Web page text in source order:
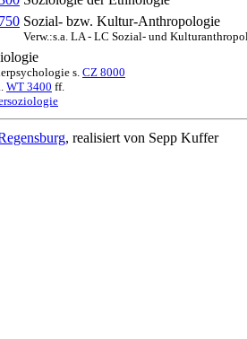
Sozial- bzw. Kultur-Anthropologie
Verw.:s.a. LA - LC Sozial- und
s. CZ 8000
WT 3400 ff.
, realisiert von Sepp Kuffer